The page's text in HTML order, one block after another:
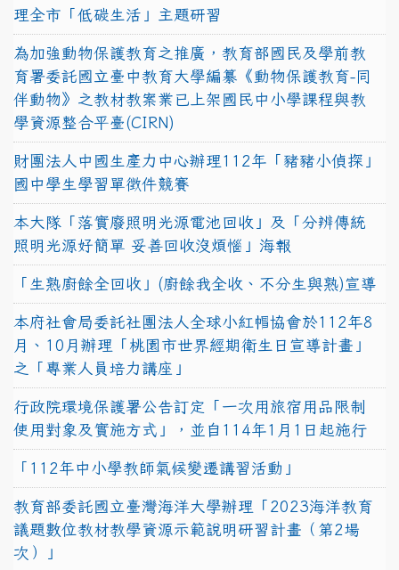
理全市「低碳生活」主題研習
為加強動物保護教育之推廣，教育部國民及學前教
育署委託國立臺中教育大學編纂《動物保護教育-同
伴動物》之教材教案業已上架國民中小學課程與教
學資源整合平臺(CIRN)
財團法人中國生產力中心辦理112年「豬豬小偵探」
國中學生學習單徵件競賽
本大隊「落實廢照明光源電池回收」及「分辨傳統
照明光源好簡單 妥善回收沒煩惱」海報
「生熟廚餘全回收」(廚餘我全收、不分生與熟)宣導
本府社會局委託社團法人全球小紅帽協會於112年8
月、10月辦理「桃園市世界經期衛生日宣導計畫」
之「專業人員培力講座」
行政院環境保護署公告訂定「一次用旅宿用品限制
使用對象及實施方式」，並自114年1月1日起施行
「112年中小學教師氣候變遷講習活動」
教育部委託國立臺灣海洋大學辦理「2023海洋教育
議題數位教材教學資源示範說明研習計畫（第2場
次）」